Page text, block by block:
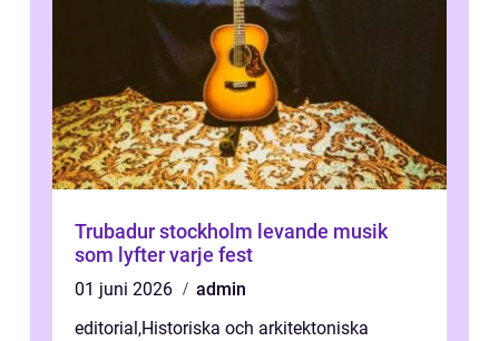
Trubadur stockholm levande musik
som lyfter varje fest
01 juni 2026
admin
editorial ,Historiska och arkitektoniska